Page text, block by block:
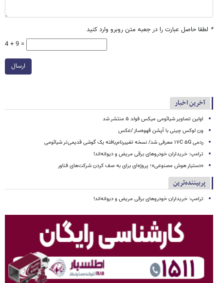
* لطفا حاصل عبارت را در جعبه متن روبرو وارد کنید
4 + 9 =
ارسال
آخرین اخبار
اولین تصاویر شیائومی میکس فولد ۵ منتشر شد
ون لوکس چینی با آپشن قهوه‌ساز /عکس
ردمی ۱۷C ۵G معرفی شد/ نسخه تغییرنام‌یافته یک گوشی قدیمی‌تر شیائومی
ترامپ: خریداران خودروهای برقی مریض و دیوانه‌اند!
«دستیار هوش مصنوعی»؛ پروژه‌ای برای به صف کردن شرکت‌های فناور
پربیننده‌ترین
ترامپ: خریداران خودروهای برقی مریض و دیوانه‌اند!